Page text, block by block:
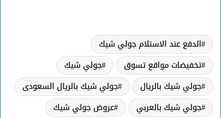
الدفع عند الاستلام جولي شيك
تخفيضات مواقع تسوق
جولي شيك
جولي شيك بالريال
جولي شيك بالريال السعودى
جولي شيك بالعربي
عروض جولي شيك